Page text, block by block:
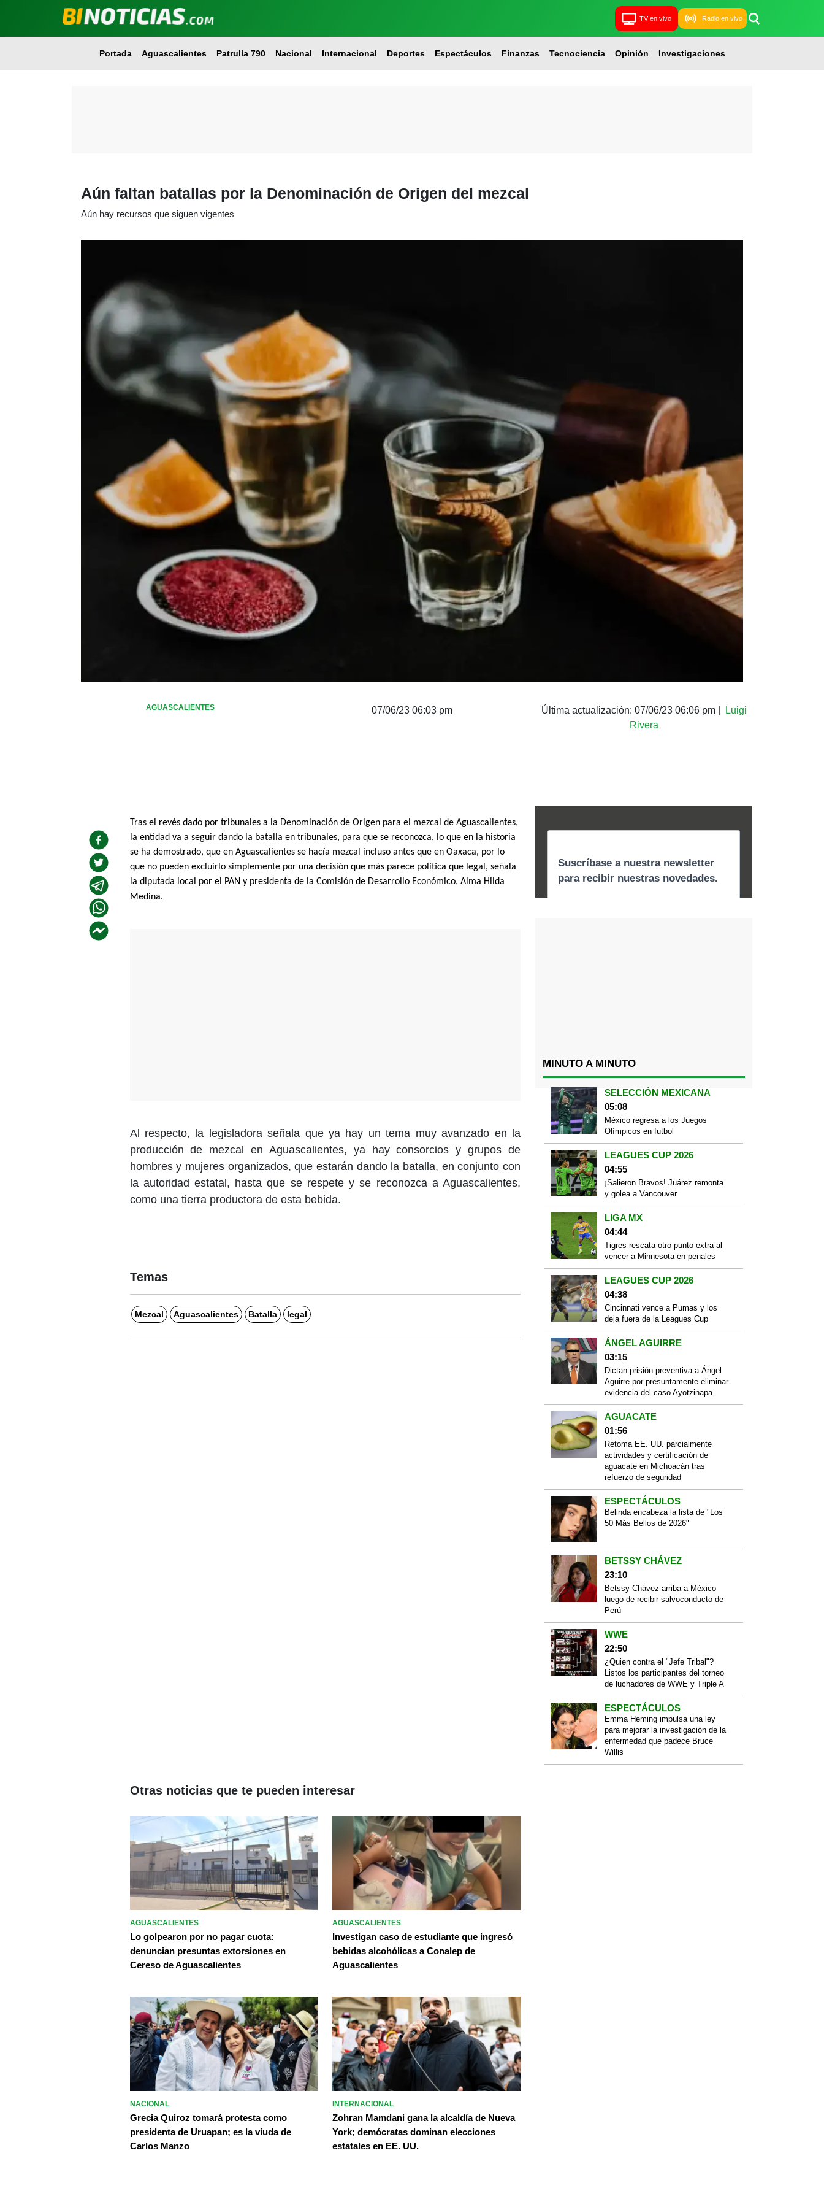
TV en vivo Radio en vivo
Portada Aguascalientes Patrulla 790 Nacional Internacional Deportes Espectáculos Finanzas Tecnociencia Opinión Investigaciones
Aún faltan batallas por la Denominación de Origen del mezcal
Aún hay recursos que siguen vigentes
AGUASCALIENTES 07/06/23 06:03 pm Última actualización: 07/06/23 06:06 pm|
Luigi
Rivera
Tras el revés dado por tribunales a la Denominación de Origen para el mezcal de Aguascalientes,
la entidad va a seguir dando la batalla en tribunales, para que se reconozca, lo que en la historia
se ha demostrado, que en Aguascalientes se hacía mezcal incluso antes que en Oaxaca, por lo
que no pueden excluirlo simplemente por una decisión que más parece política que legal, señala
la diputada local por el PAN y presidenta de la Comisión de Desarrollo Económico, Alma Hilda
Medina.
Al respecto, la legisladora señala que ya hay un tema muy avanzado en la
producción de mezcal en Aguascalientes, ya hay consorcios y grupos de
hombres y mujeres organizados, que estarán dando la batalla, en conjunto con
la autoridad estatal, hasta que se respete y se reconozca a Aguascalientes,
como una tierra productora de esta bebida.
Temas
Mezcal Aguascalientes Batalla legal
MINUTO A MINUTO
SELECCIÓN MEXICANA
05:08
México regresa a los Juegos
Olímpicos en futbol
LEAGUES CUP 2026
04:55
¡Salieron Bravos! Juárez remonta
y golea a Vancouver
LIGA MX
04:44
Tigres rescata otro punto extra al
vencer a Minnesota en penales
LEAGUES CUP 2026
04:38
Cincinnati vence a Pumas y los
deja fuera de la Leagues Cup
ÁNGEL AGUIRRE
03:15
Dictan prisión preventiva a Ángel
Aguirre por presuntamente eliminar
evidencia del caso Ayotzinapa
AGUACATE
01:56
Retoma EE. UU. parcialmente
actividades y certificación de
aguacate en Michoacán tras
refuerzo de seguridad
ESPECTÁCULOS
Belinda encabeza la lista de "Los
50 Más Bellos de 2026"
BETSSY CHÁVEZ
23:10
Betssy Chávez arriba a México
luego de recibir salvoconducto de
Perú
WWE
22:50
¿Quien contra el "Jefe Tribal"?
Listos los participantes del torneo
de luchadores de WWE y Triple A
ESPECTÁCULOS
Emma Heming impulsa una ley
para mejorar la investigación de la
enfermedad que padece Bruce
Willis
Otras noticias que te pueden interesar
AGUASCALIENTES
Lo golpearon por no pagar cuota:
denuncian presuntas extorsiones en
Cereso de Aguascalientes
AGUASCALIENTES
Investigan caso de estudiante que ingresó
bebidas alcohólicas a Conalep de
Aguascalientes
NACIONAL
Grecia Quiroz tomará protesta como
presidenta de Uruapan; es la viuda de
Carlos Manzo
INTERNACIONAL
Zohran Mamdani gana la alcaldía de Nueva
York; demócratas dominan elecciones
estatales en EE. UU.